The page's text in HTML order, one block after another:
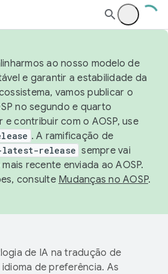
ao nosso modelo de
e garantir a estabilidade da
vamos publicar o
no segundo e quarto
e contribuir com o AOSP, use
. A ramificação de
latest-release sempre vai
recente enviada ao AOSP.
consulte Mudanças no AOSP.
de IA na tradução de
de preferência. As